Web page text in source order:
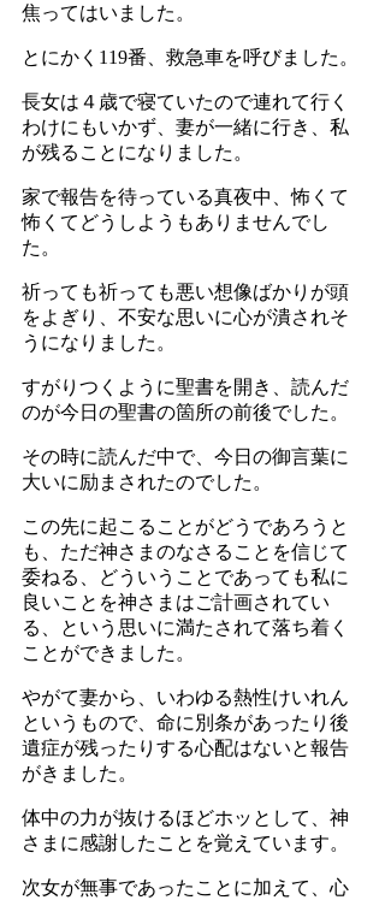
焦ってはいました。
とにかく119番、救急車を呼びました。
長女は４歳で寝ていたので連れて行く
わけにもいかず、妻が一緒に行き、私
が残ることになりました。
家で報告を待っている真夜中、怖くて
怖くてどうしようもありませんでし
た。
祈っても祈っても悪い想像ばかりが頭
をよぎり、不安な思いに心が潰されそ
うになりました。
すがりつくように聖書を開き、読んだ
のが今日の聖書の箇所の前後でした。
その時に読んだ中で、今日の御言葉に
大いに励まされたのでした。
この先に起こることがどうであろうと
も、ただ神さまのなさることを信じて
委ねる、どういうことであっても私に
良いことを神さまはご計画されてい
る、という思いに満たされて落ち着く
ことができました。
やがて妻から、いわゆる熱性けいれん
というもので、命に別条があったり後
遺症が残ったりする心配はないと報告
がきました。
体中の力が抜けるほどホッとして、神
さまに感謝したことを覚えています。
次女が無事であったことに加えて、心